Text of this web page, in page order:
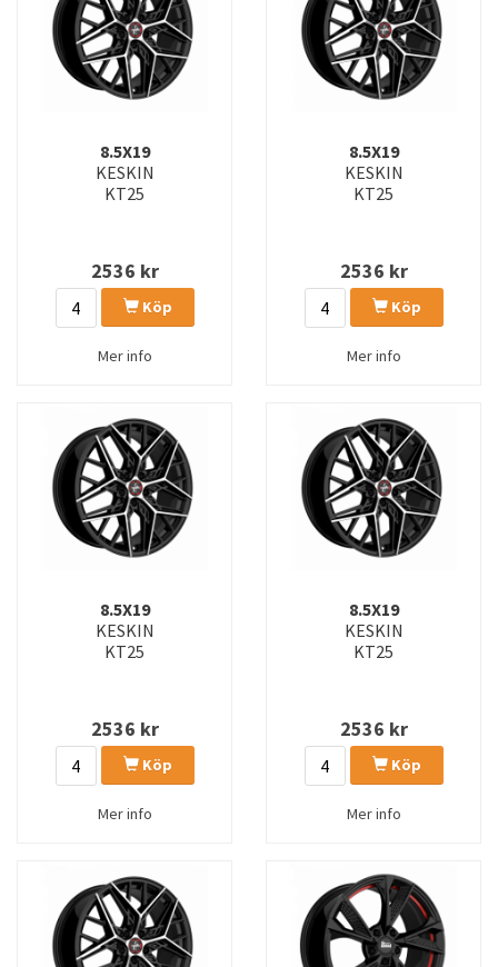
8.5X19
KESKIN
KT25
2536 kr
Köp
Mer info
8.5X19
KESKIN
KT25
2536 kr
Köp
Mer info
8.5X19
KESKIN
KT25
2536 kr
Köp
Mer info
8.5X19
KESKIN
KT25
2536 kr
Köp
Mer info